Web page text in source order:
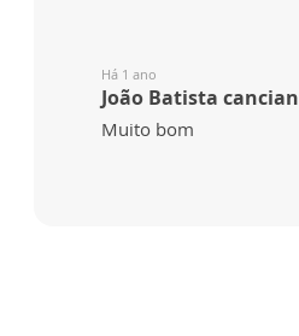
Há 1 ano
João Batista cancian
Muito bom